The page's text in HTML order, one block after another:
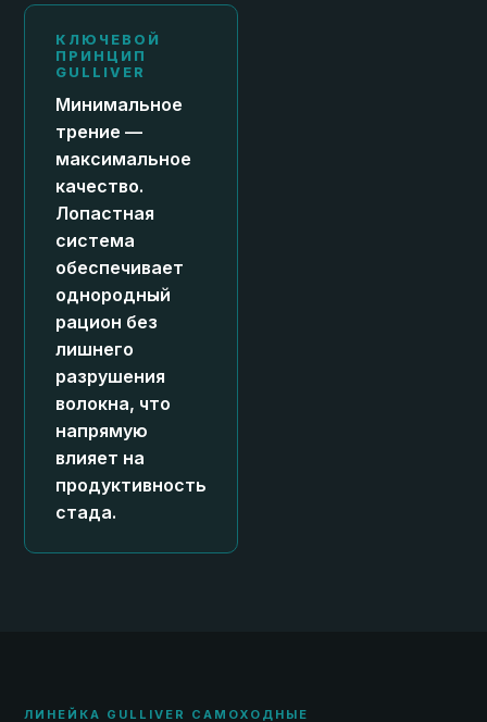
КЛЮЧЕВОЙ
ПРИНЦИП
GULLIVER
Минимальное
трение —
максимальное
качество.
Лопастная
система
обеспечивает
однородный
рацион без
лишнего
разрушения
волокна, что
напрямую
влияет на
продуктивность
стада.
ЛИНЕЙКА GULLIVER САМОХОДНЫЕ